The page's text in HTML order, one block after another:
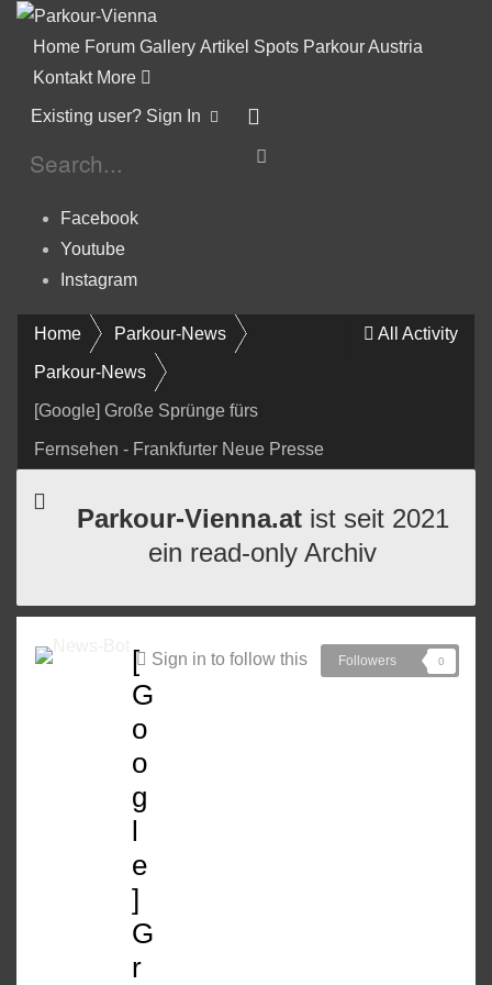
Home Forum Gallery Artikel Spots Parkour Austria
Kontakt More
Existing user? Sign In
Facebook
Youtube
Instagram
All Activity
Home Parkour-News
Parkour-News
[Google] Große Sprünge fürs
Fernsehen - Frankfurter Neue Presse
Parkour-Vienna.atist seit 2021
ein read-only Archiv
Sign in to follow this Followers 0
[
G
o
o
g
l
e
]
G
r